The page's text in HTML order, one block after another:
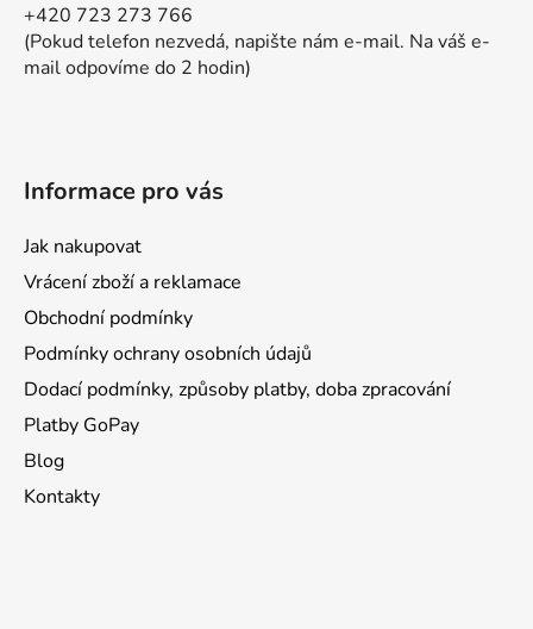
+420 723 273 766
(Pokud telefon nezvedá, napište nám e-mail. Na váš e-
mail odpovíme do 2 hodin)
Informace pro vás
Jak nakupovat
Vrácení zboží a reklamace
Obchodní podmínky
Podmínky ochrany osobních údajů
Dodací podmínky, způsoby platby, doba zpracování
Platby GoPay
Blog
Kontakty